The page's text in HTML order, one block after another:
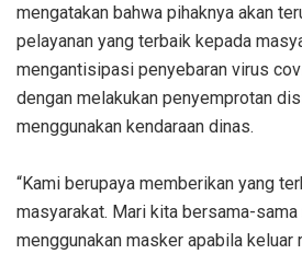
mengatakan bahwa pihaknya akan
pelayanan yang terbaik kepada
mengantisipasi penyebaran virus
dengan melakukan penyemprotan
menggunakan kendaraan dinas.
“Kami berupaya memberikan yang
masyarakat. Mari kita bersama-
menggunakan masker apabila keluar